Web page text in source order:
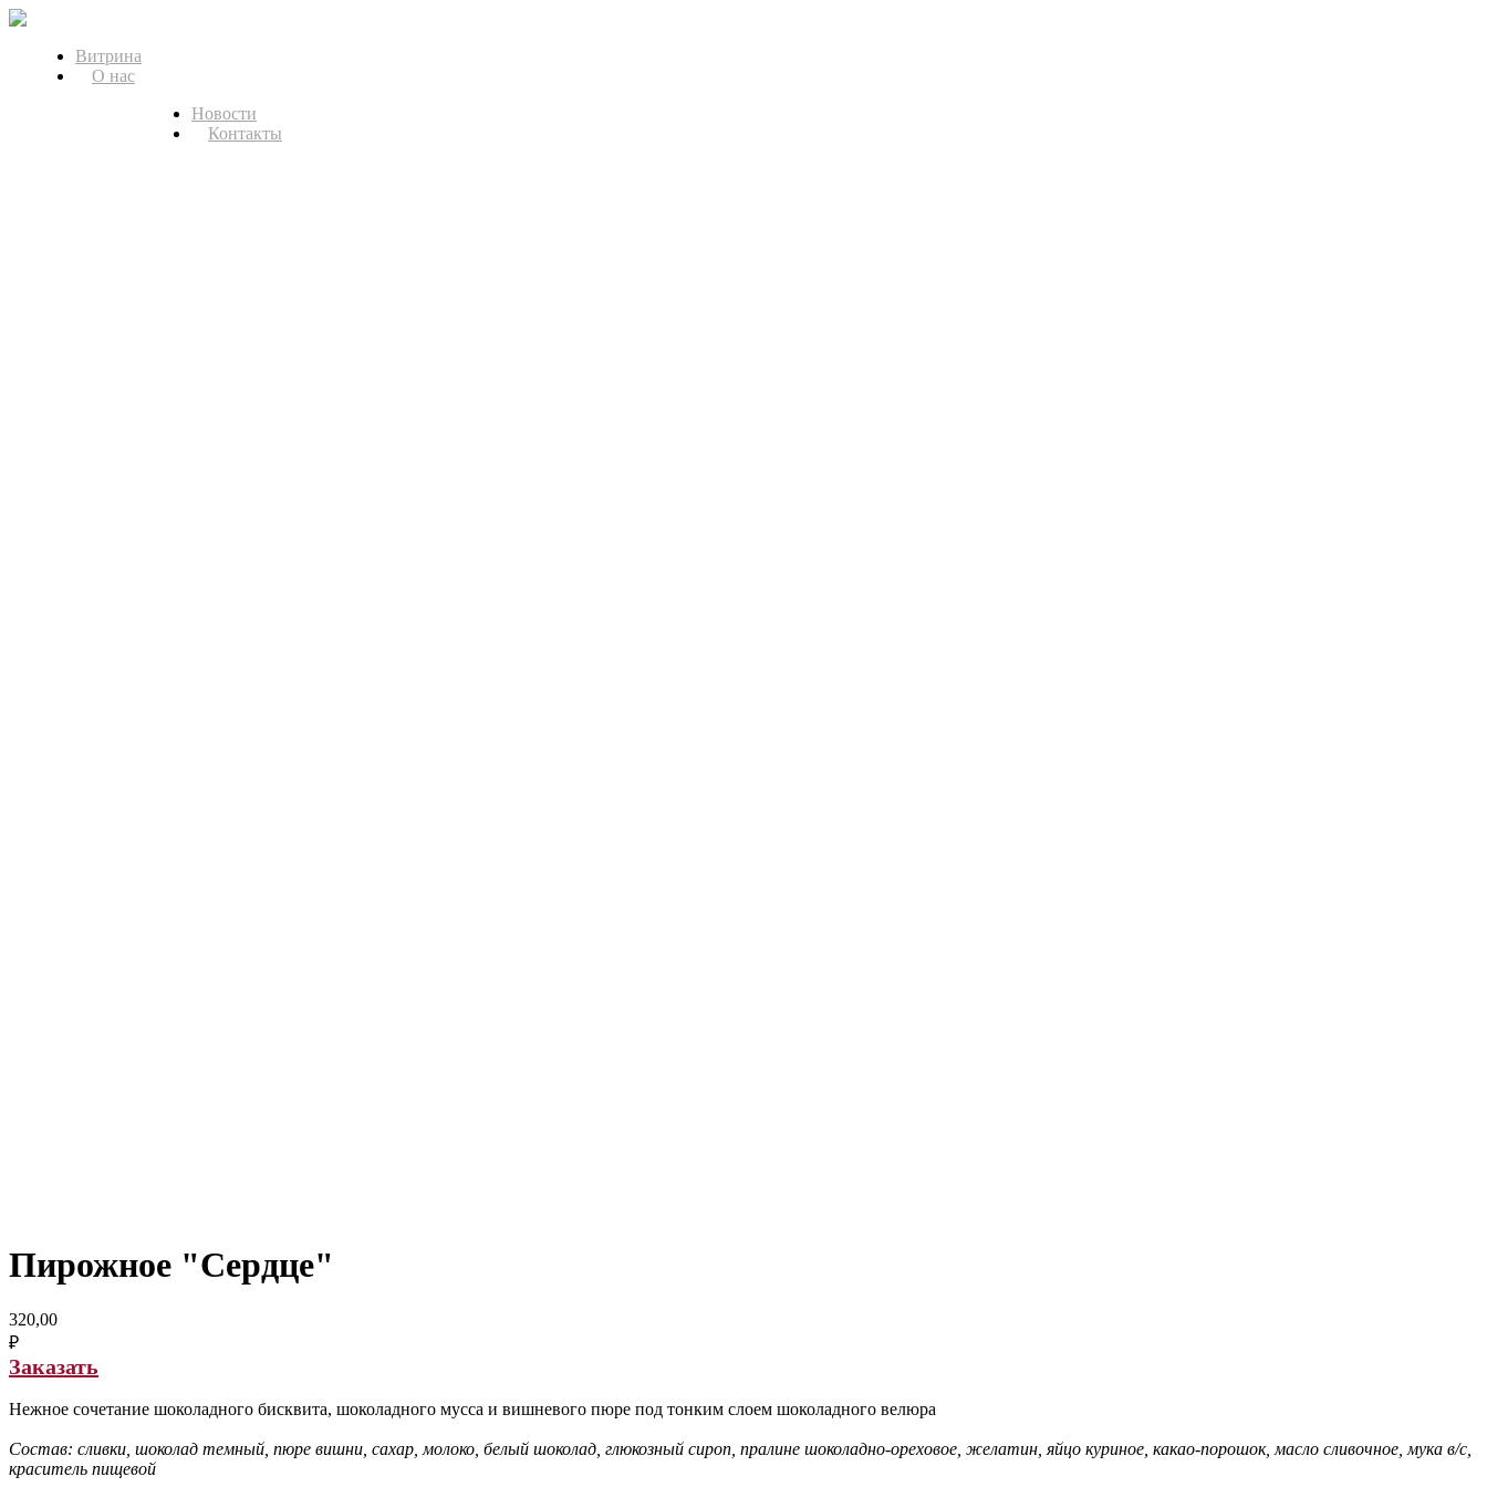
Витрина
О нас
Новости
Контакты
Пирожное "Сердце"
320,00
₽
Заказать
Нежное сочетание шоколадного бисквита, шоколадного мусса и вишневого пюре под тонким слоем шоколадного велюра
Состав: сливки, шоколад темный, пюре вишни, сахар, молоко, белый шоколад, глюкозный сироп, пралине шоколадно-ореховое, желатин, яйцо куриное, какао-порошок, масло сливочное, мука в/с,
краситель пищевой